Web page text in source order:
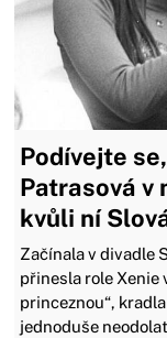
Podívejte
Patrasová v
kvůli ní
Začínala v divadle
přinesla role Xenie
princeznou“,
jednoduše